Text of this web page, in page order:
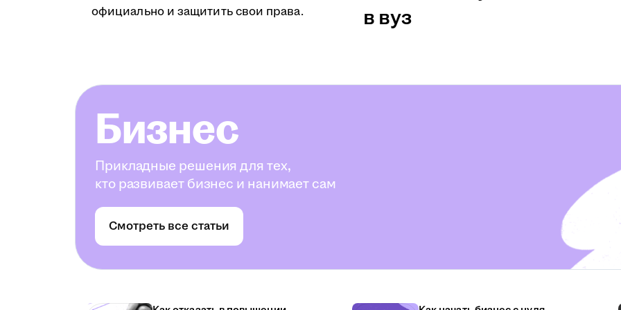
официально и защитить свои права.
в вуз
Бизнес
Прикладные решения для тех,
кто развивает бизнес и нанимает сам
Смотреть все статьи